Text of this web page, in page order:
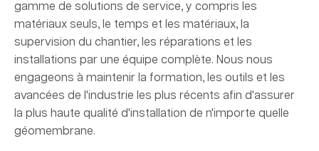
gamme de solutions de service, y compris les
matériaux seuls, le temps et les matériaux, la
supervision du chantier, les réparations et les
installations par une équipe complète. Nous nous
engageons à maintenir la formation, les outils et les
avancées de l'industrie les plus récents afin d'assurer
la plus haute qualité d'installation de n'importe quelle
géomembrane.